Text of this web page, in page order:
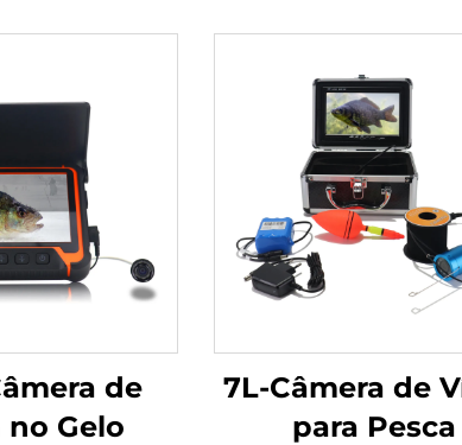
de
no Gelo
7L-Câmera de
para Pesca